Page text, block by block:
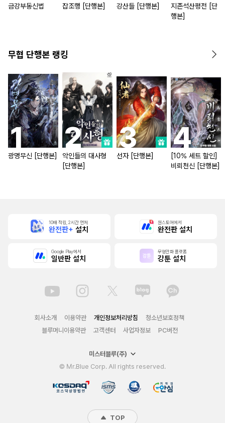
금강부동신법 잡조행 [단행본] 강산들 [단행본]
지존석산평전 [단
행본]
무협 단행본 랭킹
광명무신 [단행본]
악인들의 대사형
[단행본]
선자 [단행본]
[10% 세트 할인]
비뢰천신 [단행본]
10배 적립, 2시간 먼저
완전판+ 설치
원스토어에서
완전판 설치
Google Play에서
일반판 설치
무협만화 플랫폼
강툰 설치
회사소개 이용약관 개인정보처리방침
청소년보호정책
블루머니이용약관
고객센터 사업자정보 PC버전
미스터블루(주)
© Mr.Blue Corp. All rights reserved.
TOP